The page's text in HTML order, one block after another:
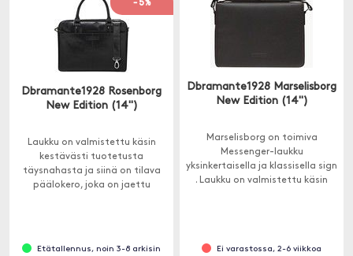
Dbramante1928 Rosenborg
New Edition (14'')
Laukku on valmistettu käsin
kestävästi tuotetusta
täysnahasta ja siinä on tilava
päälokero, joka on jaettu
Etätallennus, noin 3-8 arkisin
Dbramante1928 Marselisborg
New Edition (14")
Marselisborg on toimiva
Messenger-laukku
yksinkertaisella ja klassisella sign
. Laukku on valmistettu käsin
Ei varastossa, 2-6 viikkoa